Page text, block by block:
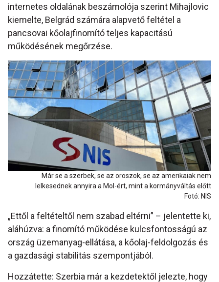
internetes oldalának beszámolója szerint Mihajlovic
kiemelte, Belgrád számára alapvető feltétel a
pancsovai kőolajfinomító teljes kapacitású
működésének megőrzése.
Már se a szerbek, se az oroszok, se az amerikaiak nem
lelkesednek annyira a Mol-ért, mint a kormányváltás előtt
Fotó: NIS
„Ettől a feltételtől nem szabad eltérni” – jelentette ki,
aláhúzva: a finomító működése kulcsfontosságú az
ország üzemanyag-ellátása, a kőolaj-feldolgozás és
a gazdasági stabilitás szempontjából.
Hozzátette: Szerbia már a kezdetektől jelezte, hogy